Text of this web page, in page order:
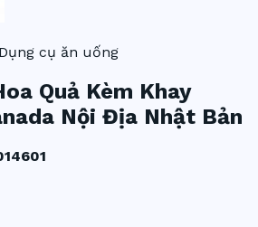
cụ ăn uống
Quả Kèm Khay
Nội Địa Nhật Bản